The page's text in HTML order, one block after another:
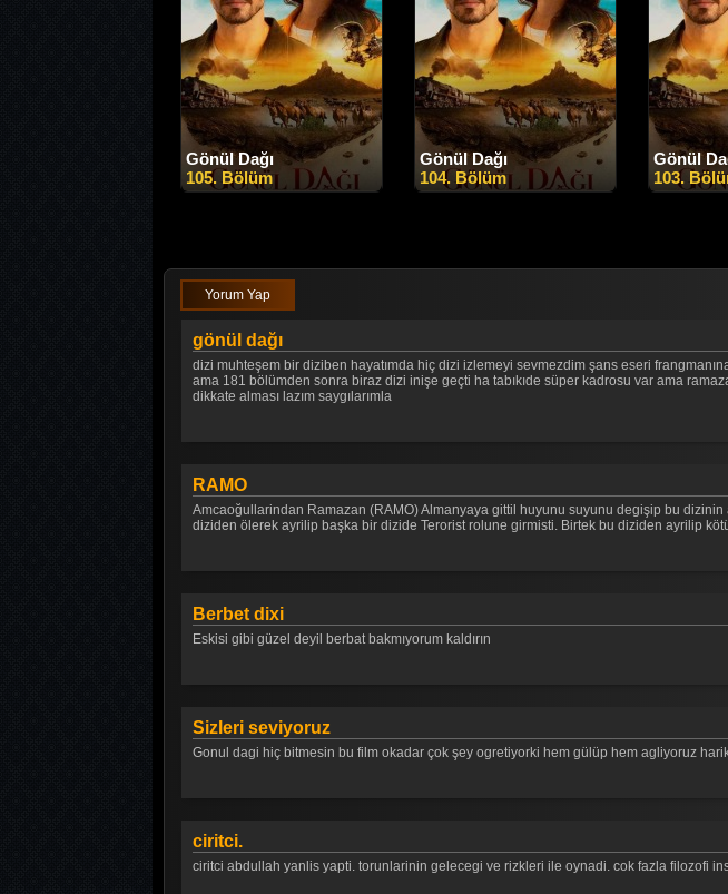
Gönül Dağı
105. Bölüm
Gönül Dağı
104. Bölüm
Gönül
103.
Yorum Yap
gönül dağı
dizi muhteşem bir diziben hayatımda hiç dizi izlemeyi sevmezdim şans eseri
ama 181 bölümden sonra biraz dizi inişe geçti ha tabıkıde süper kadrosu var ama
dikkate alması lazım saygılarımla
RAMO
Amcaoğullarindan Ramazan (RAMO) Almanyaya gittil huyunu suyunu degişip bu
diziden ölerek ayrilip başka bir dizide Terorist rolune girmisti. Birtek bu diziden ayrilip
Berbet dixi
Eskisi gibi güzel deyil berbat bakmıyorum kaldırın
Sizleri seviyoruz
Gonul dagi hiç bitmesin bu film okadar çok şey ogretiyorki hem gülüp hem agliyoruz
ciritci.
ciritci abdullah yanlis yapti. torunlarinin gelecegi ve rizkleri ile oynadi. cok fazla filozofi